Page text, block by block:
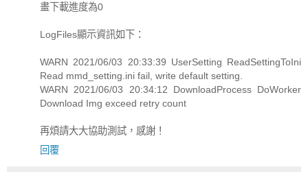
畫下載進度為0
LogFiles顯示資訊如下：
WARN 2021/06/03 20:33:39 UserSetting ReadSettingToIni
Read mmd_setting.ini fail, write default setting.
WARN 2021/06/03 20:34:12 DownloadProcess DoWorker
Download Img exceed retry count
再煩請大大協助測試，感謝！
回覆